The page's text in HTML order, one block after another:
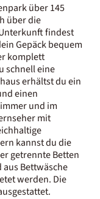
über 145
über die
findest
Gepäck bequem
komplett
schnell eine
erhältst du ein
einen
und im
mit
kannst du die
getrennte Betten
Bettwäsche
werden. Die